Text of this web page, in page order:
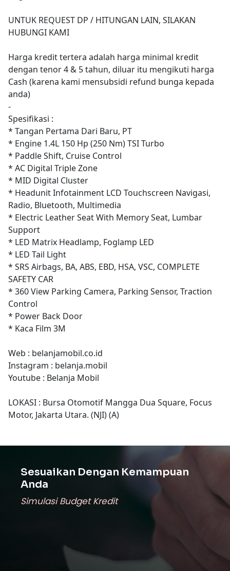
UNTUK REQUEST DP / HITUNGAN LAIN, SILAKAN
HUBUNGI KAMI
Harga kredit tertera adalah harga minimal kredit
dengan tenor 4 & 5 tahun, diluar itu mengikuti harga
Cash (karena kami mensubsidi refund bunga kepada
anda)
-
Spesifikasi :
* Tangan Pertama Dari Baru, PT
* Engine 1.4L 150 Hp (250 Nm) TSI Turbo
* Paddle Shift, Cruise Control
* AC Digital Triple Zone
* MID Digital Cluster
* Headunit Infotainment LCD Touchscreen Navigasi,
Radio, Bluetooth, Multimedia
* Electric Leather Seat With Memory Seat, Lumbar
Support
* LED Matrix Headlamp, Foglamp LED
* LED Tail Light
* SRS Airbags, BA, ABS, EBD, HSA, VSC, COMPLETE
SAFETY CAR
* 360 View Parking Camera, Parking Sensor, Traction
Control
* Power Back Door
* Kaca Film 3M
Web : belanjamobil.co.id
Instagram : belanja.mobil
Youtube : Belanja Mobil
LOKASI : Bursa Otomotif Mangga Dua Square, Focus
Motor, Jakarta Utara. (NJI) (A)
Sesuaikan Dengan Kemampuan
Anda
Simulasi Budget Kredit